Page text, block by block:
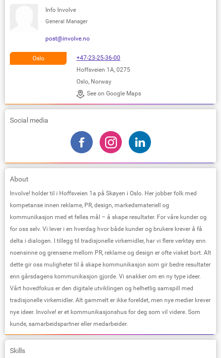
Info Involve
General Manager
post@involve.no
Oslo
+47-23-25-36-00
Hoffsveien 1A, 0275
Oslo, Norway
See on Google Maps
Social media
About
Involve! holder til i Hoffsveien 1a på Skøyen i Oslo. Her jobber folk med
kompetanse innen reklame, PR, design, markedsmateriell og
kommunikasjon med et felles mål – å skape resultater. For våre kunder og
for oss selv. Vi lever i en hverdag hvor både kunder og brukere krever å få
delta i dialogen. I tillegg til tradisjonelle virkemidler, har vi flere verktøy enn
noensinne og grensene mellom PR, reklame og design er ofte visket bort. Alt
dette gir oss muligheter til å skape kommunikasjon som gir bedre resultater
enn gårsdagens kommunikasjon gjorde. Vi snakker om en ny type ideer.
Vårt hovedfokus er den digitale utviklingen og helhetlig samspill med
tradisjonelle virkemidler. Alt gammelt er ikke foreldet, men nye medier krever
nye ideer. Involve! er et kommunikasjonshus for deg som vil videre. Som
kunde, samarbeidspartner eller medarbeider.
Skills